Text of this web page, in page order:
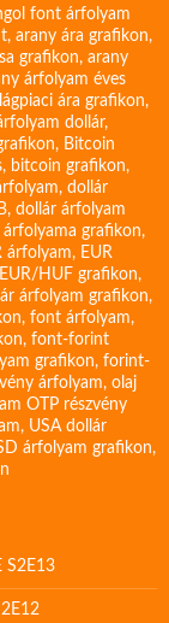
font árfolyam
, arany ára grafikon,
grafikon, arany
árfolyam éves
ára grafikon,
dollár,
, Bitcoin
, bitcoin grafikon,
, dollár
, dollár árfolyam
árfolyama grafikon,
árfolyam, EUR
EUR/HUF grafikon,
árfolyam grafikon,
, font árfolyam,
, font-forint
grafikon, forint-
árfolyam, olaj
OTP részvény
, USA dollár
árfolyam grafikon,
S2E13